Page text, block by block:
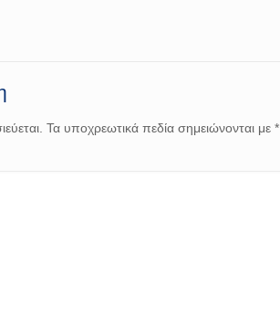
Τα υποχρεωτικά πεδία σημειώνονται με*